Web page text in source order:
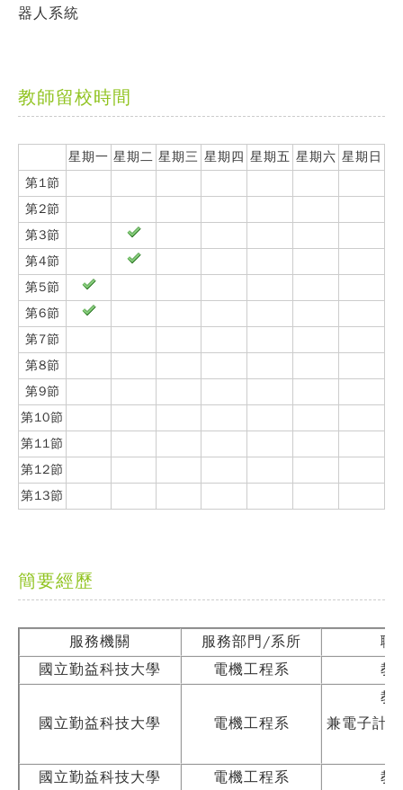
器人系統
教師留校時間
星期一 星期二 星期三 星期四 星期五 星期六 星期日
第1節
第2節
第3節
第4節
第5節
第6節
第7節
第8節
第9節
第10節
第11節
第12節
第13節
簡要經歷
服務機關 服務部門/系所
職
國立勤益科技大學
電機工程系 教
國立勤益科技大學 電機工程系
教
兼電子計
國立勤益科技大學
電機工程系
教